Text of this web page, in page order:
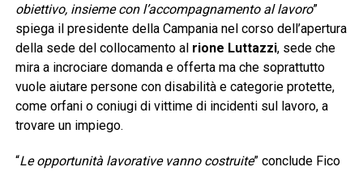
obiettivo, insieme con l’accompagnamento al lavoro”
spiega il presidente della Campania nel corso dell’apertura
della sede del collocamento al rione Luttazzi, sede che
mira a incrociare domanda e offerta ma che soprattutto
vuole aiutare persone con disabilità e categorie protette,
come orfani o coniugi di vittime di incidenti sul lavoro, a
trovare un impiego.
“Le opportunità lavorative vanno costruite” conclude Fico